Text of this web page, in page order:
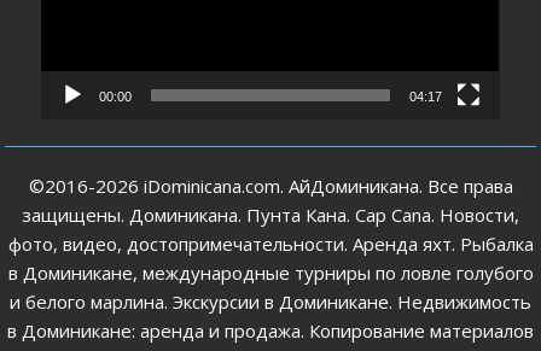
00:00 04:17
©2016-2026 iDominicana.com. АйДоминикана. Все права
защищены. Доминикана. Пунта Кана. Cap Cana. Новости,
фото, видео, достопримечательности. Аренда яхт. Рыбалка
в Доминикане, международные турниры по ловле голубого
и белого марлина. Экскурсии в Доминикане. Недвижимость
в Доминикане: аренда и продажа. Копирование материалов